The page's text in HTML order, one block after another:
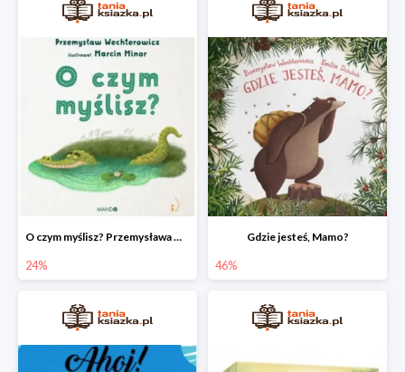
O czym myślisz? Przemysława Wechterowicza
24%
Gdzie jesteś, Mamo?
46%